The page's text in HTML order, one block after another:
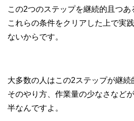
この2つのステップを継続的且つあ
これらの条件をクリアした上で実
ないからです。
大多数の人はこの2ステップが継続
そのやり方、作業量の少なさなど
半なんですよ。